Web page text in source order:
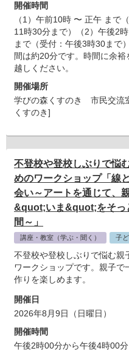
開催時間
（1）午前10時 〜 正午 まで
11時30分まで）（2）午後2
まで（受付：午後3時30まで
間は約20分です。時間に余裕
越しください。
開催場所
学びの森くすのき 市民交流
くすのき]
不登校や登校しぶりで悩
めのワークショップ「線
会い～アートを通じて、
&quot;いま&quot;をそっ
間～」
講座・教室（学ぶ・聞く） 子
不登校や登校しぶりで悩む親
ワークショップです。親子で
作りを楽しめます。
開催日
2026年8月9日（日曜日）
開催時間
午後2時00分から午後4時00